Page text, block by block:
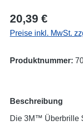
Regulärer Preis:
20,39 €
Preise inkl. MwSt.
Produktnummer:
Beschreibung
Die 3M™ Überbrille